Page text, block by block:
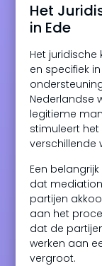
Het
in Ede
Het
en specifiek
Nederlandse
legitieme
stimuleert
verschillende
Een
dat
partijen
aan het
dat de
werken aan
vergroot.